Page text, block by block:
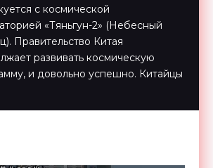
с космической
«Тяньгун-2» (Небесный
Правительство Китая
развивать космическую
и довольно успешно. Китайцы